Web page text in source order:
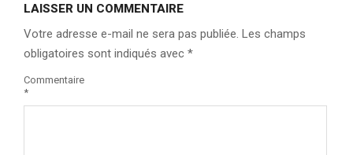
LAISSER UN COMMENTAIRE
Votre adresse e-mail ne sera pas publiée. Les champs
obligatoires sont indiqués avec *
Commentaire
*